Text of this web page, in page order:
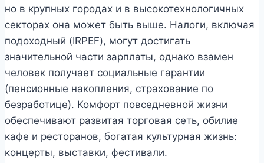
но в крупных городах и в высокотехнологичных
секторах она может быть выше. Налоги, включая
подоходный (IRPEF), могут достигать
значительной части зарплаты, однако взамен
человек получает социальные гарантии
(пенсионные накопления, страхование по
безработице). Комфорт повседневной жизни
обеспечивают развитая торговая сеть, обилие
кафе и ресторанов, богатая культурная жизнь:
концерты, выставки, фестивали.